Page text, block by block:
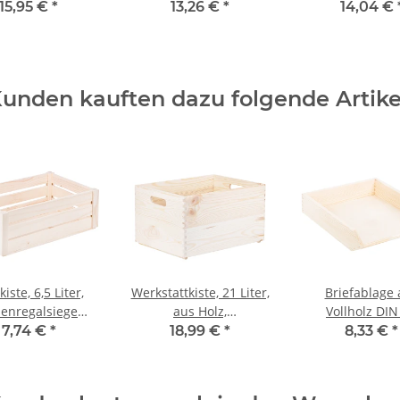
× 30 × 14 cm
15,95 € *
Holz 9,5 x 24,5 x 31 cm
13,26 € *
40 × 30 × 14
14,04 €
kauften dazu folgende
6,5 Liter,
21 × 12,5 cm
7,74 € *
Werkstattkiste, 21 Liter,
aus Holz,
40 × 30 × 24 cm
18,99 € *
Briefablage
Vollholz
Längsformat 32
8,33 € *